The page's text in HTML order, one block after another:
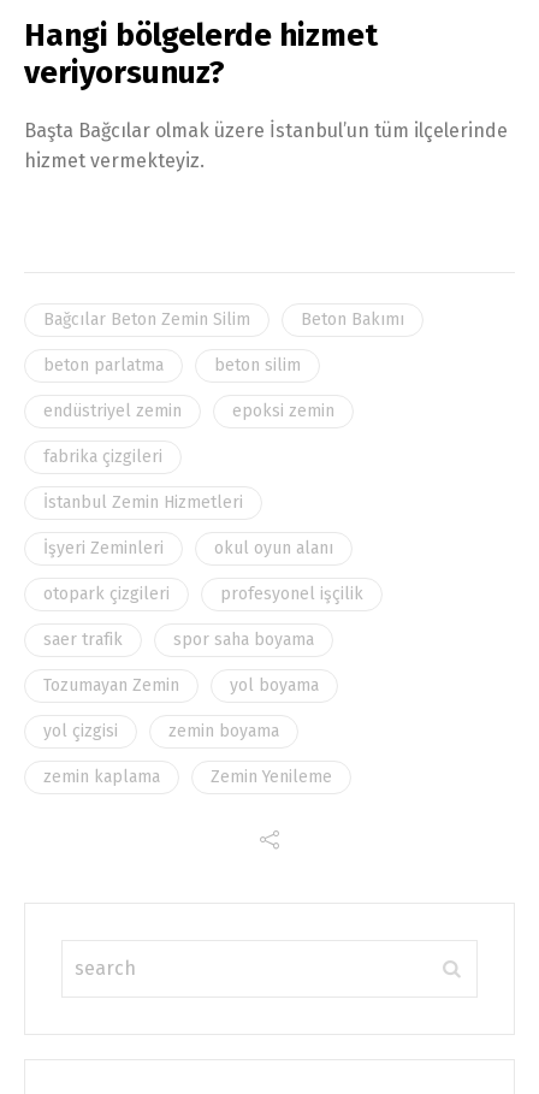
Hangi bölgelerde hizmet
veriyorsunuz?
Başta Bağcılar olmak üzere İstanbul’un tüm ilçelerinde
hizmet vermekteyiz.
Bağcılar Beton Zemin Silim Beton Bakımı
beton parlatma beton silim
endüstriyel zemin epoksi zemin
fabrika çizgileri
İstanbul Zemin Hizmetleri
İşyeri Zeminleri okul oyun alanı
otopark çizgileri profesyonel işçilik
saer trafik spor saha boyama
Tozumayan Zemin yol boyama
yol çizgisi zemin boyama
zemin kaplama Zemin Yenileme